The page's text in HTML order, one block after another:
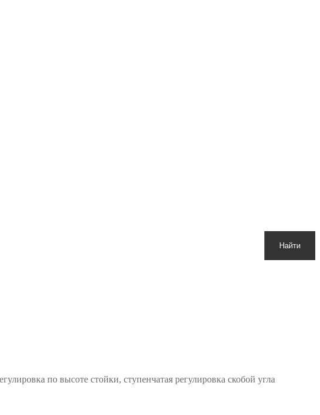
по высоте стойки, ступенчатая регулировка скобой угла